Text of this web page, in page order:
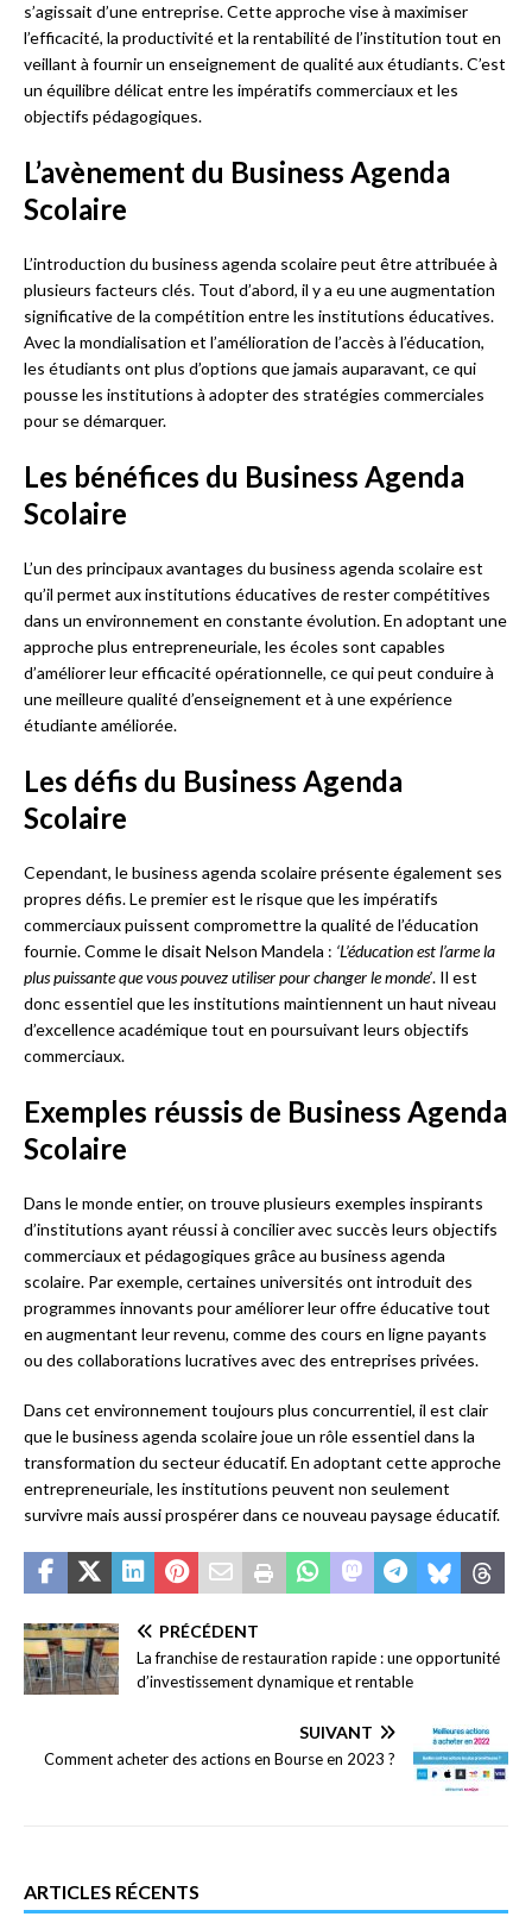
s’agissait d’une entreprise. Cette approche vise à maximiser
l’efficacité, la productivité et la rentabilité de l’institution tout en
veillant à fournir un enseignement de qualité aux étudiants. C’est
un équilibre délicat entre les impératifs commerciaux et les
objectifs pédagogiques.
L’avènement du Business Agenda
Scolaire
L’introduction du business agenda scolaire peut être attribuée à
plusieurs facteurs clés. Tout d’abord, il y a eu une augmentation
significative de la compétition entre les institutions éducatives.
Avec la mondialisation et l’amélioration de l’accès à l’éducation,
les étudiants ont plus d’options que jamais auparavant, ce qui
pousse les institutions à adopter des stratégies commerciales
pour se démarquer.
Les bénéfices du Business Agenda
Scolaire
L’un des principaux avantages du business agenda scolaire est
qu’il permet aux institutions éducatives de rester compétitives
dans un environnement en constante évolution. En adoptant une
approche plus entrepreneuriale, les écoles sont capables
d’améliorer leur efficacité opérationnelle, ce qui peut conduire à
une meilleure qualité d’enseignement et à une expérience
étudiante améliorée.
Les défis du Business Agenda
Scolaire
Cependant, le business agenda scolaire présente également ses
propres défis. Le premier est le risque que les impératifs
commerciaux puissent compromettre la qualité de l’éducation
fournie. Comme le disait Nelson Mandela : ‘L’éducation est l’arme la
plus puissante que vous pouvez utiliser pour changer le monde’. Il est
donc essentiel que les institutions maintiennent un haut niveau
d’excellence académique tout en poursuivant leurs objectifs
commerciaux.
Exemples réussis de Business Agenda
Scolaire
Dans le monde entier, on trouve plusieurs exemples inspirants
d’institutions ayant réussi à concilier avec succès leurs objectifs
commerciaux et pédagogiques grâce au business agenda
scolaire. Par exemple, certaines universités ont introduit des
programmes innovants pour améliorer leur offre éducative tout
en augmentant leur revenu, comme des cours en ligne payants
ou des collaborations lucratives avec des entreprises privées.
Dans cet environnement toujours plus concurrentiel, il est clair
que le business agenda scolaire joue un rôle essentiel dans la
transformation du secteur éducatif. En adoptant cette approche
entrepreneuriale, les institutions peuvent non seulement
survivre mais aussi prospérer dans ce nouveau paysage éducatif.
PRÉCÉDENT
La franchise de restauration rapide : une opportunité
d’investissement dynamique et rentable
SUIVANT
Comment acheter des actions en Bourse en 2023 ?
ARTICLES RÉCENTS